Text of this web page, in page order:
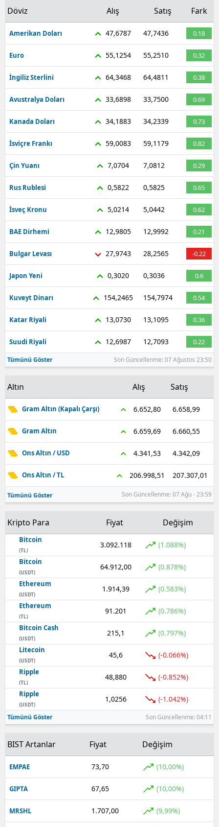
Döviz Alış Satış Fark
Amerikan Doları 47,6787 47,7436 0.18
Euro 55,1254 55,2510 0.32
İngiliz Sterlini 64,3468 64,4811 0.38
Avustralya Doları 33,6898 33,7500 0.69
Kanada Doları 34,1883 34,2339 0.73
İsviçre Frankı 59,0083 59,1179 0.82
Çin Yuanı 7,0704 7,0812 0.29
Rus Rublesi 0,5822 0,5825 0.65
İsveç Kronu 5,0214 5,0442 0.62
BAE Dirhemi 12,9805 12,9992 0.21
Bulgar Levası 27,9743 28,2565 -0.22
Japon Yeni 0,3020 0,3036 0.6
Kuveyt Dinarı 154,2465 154,7974 0.54
Katar Riyali 13,0730 13,1095 0.36
Suudi Riyali 12,6987 12,7093 0.22
Tümünü Göster Son Güncellenme: 07 Ağustos 23:50
Altın Alış Satış
Gram Altın (Kapalı Çarşı) 6.652,80 6.658,99
Gram Altın 6.659,69 6.660,55
Ons Altın / USD 4.341,53 4.342,09
Ons Altın / TL 206.998,51 207.307,01
Tümünü Göster Son Güncellenme: 07 Ağu - 23:59
Kripto Para Fiyat Değişim
Bitcoin
(TL)
3.092.118 (1.088%)
Bitcoin
(USDT)
64.912,00 (0.878%)
Ethereum
(USDT)
1.914,39 (0.583%)
Ethereum
(TL)
91.201 (0.786%)
Bitcoin Cash
(USDT)
215,1 (0.797%)
Litecoin
(USDT)
45,6 (-0.066%)
Ripple
(TL)
48,880 (-0.852%)
Ripple
(USDT)
1,0256 (-1.042%)
Tümünü Göster Son Güncellenme: 04:11
BIST Artanlar Fiyat Değişim
EMPAE 73,70 (10,00%)
GIPTA 67,65 (10,00%)
MRSHL 1.707,00 (9,99%)